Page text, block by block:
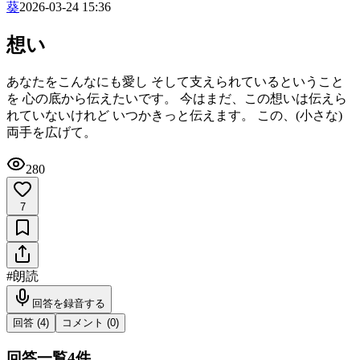
葵2026-03-24 15:36
想い
あなたをこんなにも愛し そして支えられているということ
を 心の底から伝えたいです。 今はまだ、この想いは伝えら
れていないけれど いつかきっと伝えます。 この、(小さな)
両手を広げて。
280
7
#朗読
回答を録音する
回答 (4) コメント (0)